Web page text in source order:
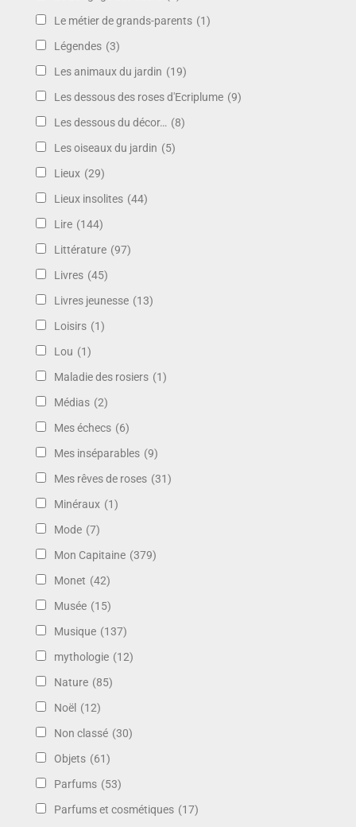
Le métier de grands-parents (1)
Légendes (3)
Les animaux du jardin (19)
Les dessous des roses d'Ecriplume (9)
Les dessous du décor… (8)
Les oiseaux du jardin (5)
Lieux (29)
Lieux insolites (44)
Lire (144)
Littérature (97)
Livres (45)
Livres jeunesse (13)
Loisirs (1)
Lou (1)
Maladie des rosiers (1)
Médias (2)
Mes échecs (6)
Mes inséparables (9)
Mes rêves de roses (31)
Minéraux (1)
Mode (7)
Mon Capitaine (379)
Monet (42)
Musée (15)
Musique (137)
mythologie (12)
Nature (85)
Noël (12)
Non classé (30)
Objets (61)
Parfums (53)
Parfums et cosmétiques (17)